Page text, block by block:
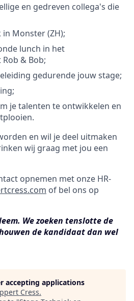
en gedreven collega's die
Monster (ZH);
lunch in het
& Bob;
gedurende jouw stage;
je talenten te ontwikkelen en
en wil je deel uitmaken
wij graag met jou een
opnemen met onze HR-
of bel ons op
We zoeken tenslotte de
de kandidaat dan wel
accepting applications
Cress.